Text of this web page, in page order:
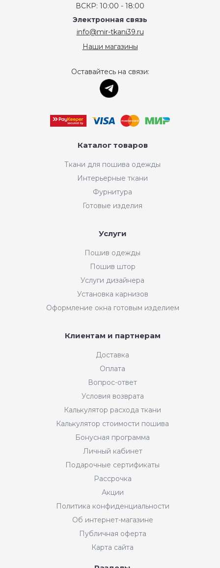
ВСКР: 10:00 - 18:00
Электронная связь
info@mir-tkani39.ru
Наши магазины
Оставайтесь на связи:
Каталог товаров
Ткани для пошива одежды
Интерьерные ткани
Фурнитура
Готовые изделия
Услуги
Пошив одежды
Пошив штор
Услуги дизайнера
Установка карнизов
Оформление окна готовым изделием
Клиентам и партнерам
Доставка
Оплата
Вопрос-ответ
Условия возврата
Калькулятор расхода ткани
Калькулятор стоимости пошива
Бонусная программа
Личный кабинет
Подарочные сертификаты
Рассрочка
Акции
Политика конфиденциальности
Об интернет-магазине
Публичная оферта
Карта сайта